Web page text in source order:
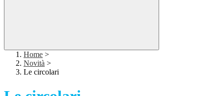
Home >
Novità >
Le circolari